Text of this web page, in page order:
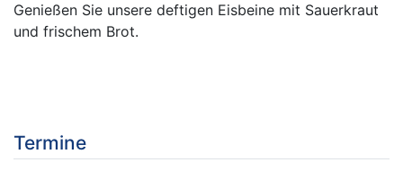
Genießen Sie unsere deftigen Eisbeine mit Sauerkraut
und frischem Brot.
Termine